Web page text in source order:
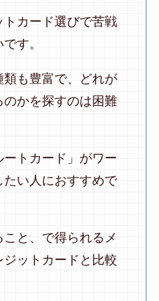
カード選びで苦戦
す。
も豊富で、どれが
かを探すのは困難
トカード」がワー
い人におすすめで
と、で得られるメ
ジットカードと比較